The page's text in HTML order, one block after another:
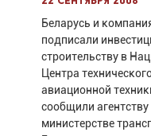
Беларусь и
подписали
строительству в
Центра
авиационной
сообщили
министерстве